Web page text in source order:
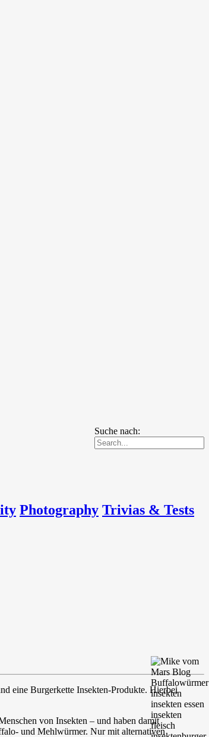
Suche nach:
Photography Trivias & Tests
eine Burgerkette Insekten-Produkte. Hierbei
von Insekten – und haben damit
und Mehlwürmer. Nur mit alternativen